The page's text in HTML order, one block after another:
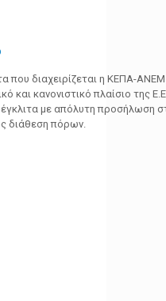
που διαχειρίζεται η ΚΕΠΑ-
και κανονιστικό πλαίσιο της
με απόλυτη προσήλωση
διάθεση πόρων.